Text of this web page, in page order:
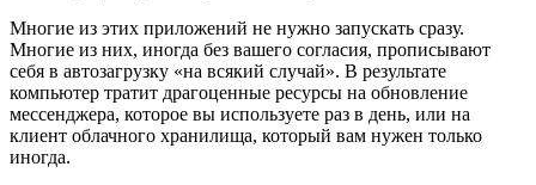
Многие из этих приложений не нужно запускать сразу.
Многие из них, иногда без вашего согласия, прописывают
себя в автозагрузку «на всякий случай». В результате
компьютер тратит драгоценные ресурсы на обновление
мессенджера, которое вы используете раз в день, или на
клиент облачного хранилища, который вам нужен только
иногда.